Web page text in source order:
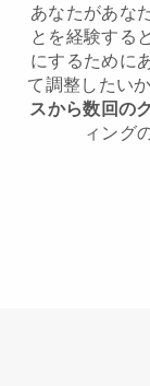
あなたがあな
とを経験する
にするために
て調整したい
スから数回の
ィング